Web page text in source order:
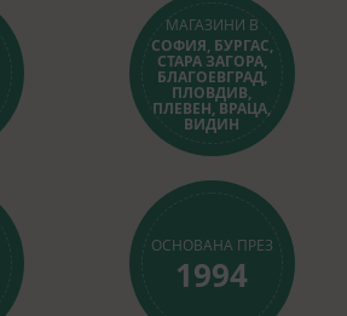
МАГАЗИНИ В
СОФИЯ, БУРГАС,
СТАРА ЗАГОРА,
БЛАГОЕВГРАД,
ПЛОВДИВ,
ПЛЕВЕН, ВРАЦА,
ВИДИН
ОСНОВАНА ПРЕЗ
1994